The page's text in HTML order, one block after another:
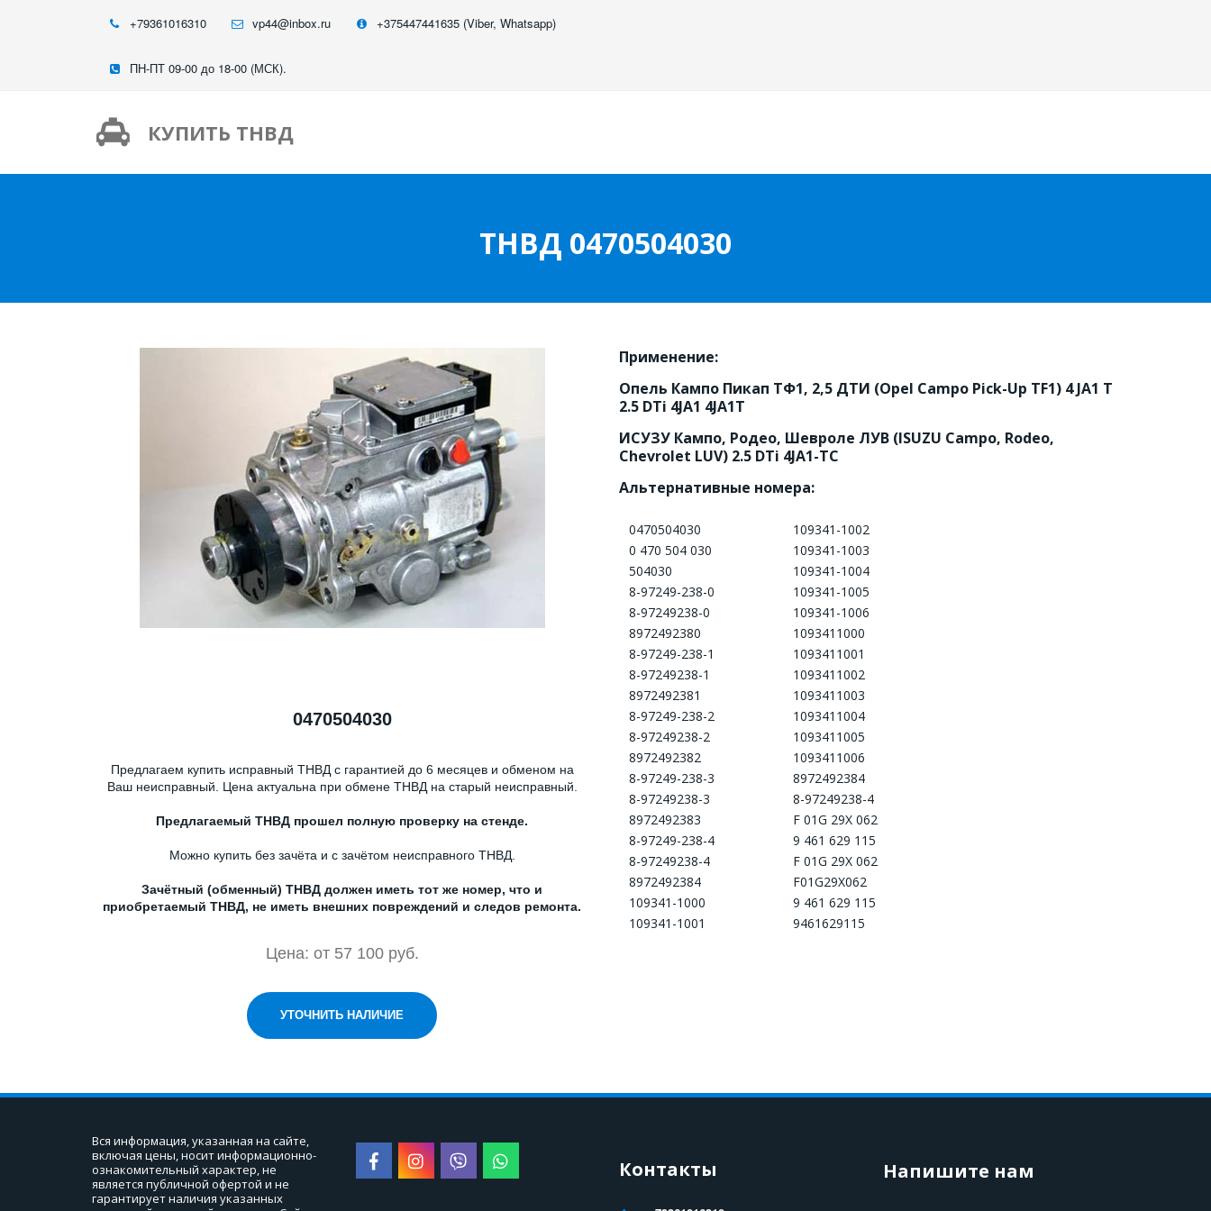
+79361016310 vp44@inbox.ru +375447441635 (Viber, Whatsapp)
ПН-ПТ 09-00 до 18-00 (МСК).
КУПИТЬ ТНВД
ТНВД 0470504030
0470504030
Предлагаем купить исправный ТНВД с гарантией до 6 месяцев и обменом на
Ваш неисправный. Цена актуальна при обмене ТНВД на старый неисправный.
Предлагаемый ТНВД прошел полную проверку на стенде.
Можно купить без зачёта и с зачётом неисправного ТНВД.
Зачётный (обменный) ТНВД должен иметь тот же номер, что и
приобретаемый ТНВД, не иметь внешних повреждений и следов ремонта.
Цена: от 57 100 руб.
УТОЧНИТЬ НАЛИЧИЕ
Применение:
Опель Кампо Пикап ТФ1, 2,5 ДТИ (Opel Campo Pick-Up TF1) 4 JA1 T
2.5 DTi 4JA1 4JA1T
ИСУЗУ Кампо, Родео, Шевроле ЛУВ (ISUZU Campo, Rodeo,
Chevrolet LUV) 2.5 DTi 4JA1-TC
Альтернативные номера:
0470504030
109341-1002
0 470 504 030
109341-1003
504030
109341-1004
8-97249-238-0
109341-1005
8-97249238-0
109341-1006
8972492380
1093411000
8-97249-238-1
1093411001
8-97249238-1
1093411002
8972492381
1093411003
8-97249-238-2
1093411004
8-97249238-2
1093411005
8972492382
1093411006
8-97249-238-3
8972492384
8-97249238-3
8-97249238-4
8972492383
F 01G 29X 062
8-97249-238-4
9 461 629 115
8-97249238-4
F 01G 29X 062
8972492384
F01G29X062
109341-1000
9 461 629 115
109341-1001
9461629115
Вся информация, указанная на сайте,
включая цены, носит информационно-
ознакомительный характер, не
является публичной офертой и не
гарантирует наличия указанных
Контакты Напишите нам